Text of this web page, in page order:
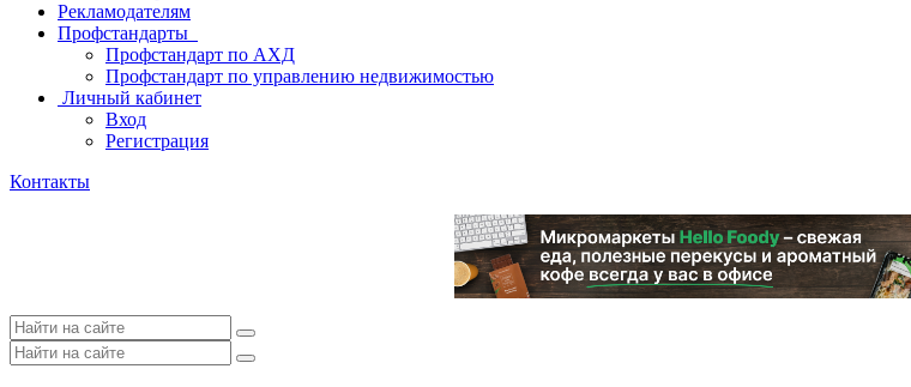
Рекламодателям
Профстандарты
Профстандарт по АХД
Профстандарт по управлению недвижимостью
Личный кабинет
Вход
Регистрация
Контакты